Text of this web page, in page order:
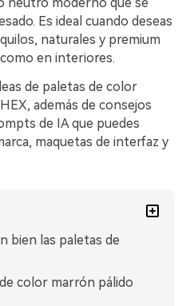
Es ideal cuando deseas
naturales y premium
en interiores.
de paletas de color
además de consejos
de IA que puedes
maquetas de interfaz y
bien las paletas de
color marrón pálido